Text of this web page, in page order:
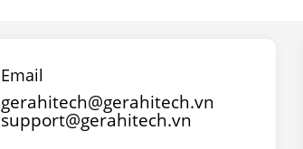
Email
gerahitech@gerahitech.vn
support@gerahitech.vn